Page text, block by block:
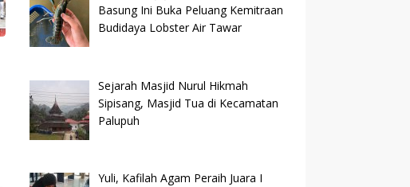
Basung Ini Buka Peluang Kemitraan
Budidaya Lobster Air Tawar
Sejarah Masjid Nurul Hikmah
Sipisang, Masjid Tua di Kecamatan
Palupuh
Yuli, Kafilah Agam Peraih Juara I